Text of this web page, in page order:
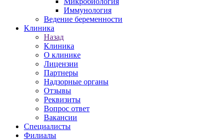
Иммунология
Ведение беременности
Клиника
Назад
Клиника
О клинике
Лицензии
Партнеры
Надзорные органы
Отзывы
Реквизиты
Вопрос ответ
Вакансии
Специалисты
Филиалы